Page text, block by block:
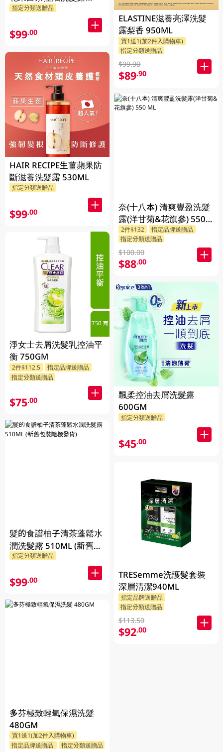
510ML(新舊裝隨機發貨)
指定分類送贈品
$99.00
HAIR RECIPE生薑蘋果防
斷滋養洗髮露 530ML
指定分類送贈品
$99.00
淨女士去屑洗髮乳控油平
衡 750GM
2件$112.5
指定品牌送贈品
指定分類送贈品
$75.00
髮的食譜柚子清茶蓬鬆水
潤洗髮露 510ML (新舊包
裝隨機發貨)
指定分類送贈品
$99.00
多芬極致輕氧保濕洗髮
480GM
買1送1(加2件入購物車)
指定品牌送贈品
指定分類送贈品
ELASTINE滋養亮澤洗髮
露梨香 950ML
買1送1(加2件入購物車)
指定分類送贈品
$99.90
$89.90
奈(十八本) 清爽豐盈洗髮
露(洋甘菊&花旗參) 550
ML
2件$132
指定品牌送贈品
指定分類送贈品
$100.00
$88.00
飄柔控油去屑洗髮露
600GM
指定分類送贈品
$45.00
TRESemme洗護髮套裝
深層清潔940ML
指定品牌送贈品
指定分類送贈品
$113.50
$92.00